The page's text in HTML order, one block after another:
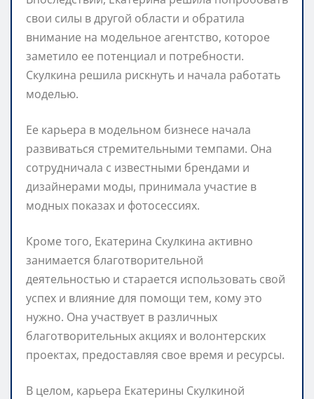
свои силы в другой области и обратила
внимание на модельное агентство, которое
заметило ее потенциал и потребности.
Скулкина решила рискнуть и начала работать
моделью.
Ее карьера в модельном бизнесе начала
развиваться стремительными темпами. Она
сотрудничала с известными брендами и
дизайнерами моды, принимала участие в
модных показах и фотосессиях.
Кроме того, Екатерина Скулкина активно
занимается благотворительной
деятельностью и старается использовать свой
успех и влияние для помощи тем, кому это
нужно. Она участвует в различных
благотворительных акциях и волонтерских
проектах, предоставляя свое время и ресурсы.
В целом, карьера Екатерины Скулкиной